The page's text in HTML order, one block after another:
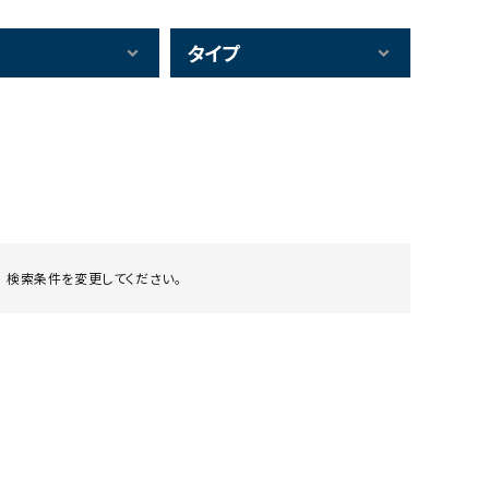
タイプ
索条件を変更してください。